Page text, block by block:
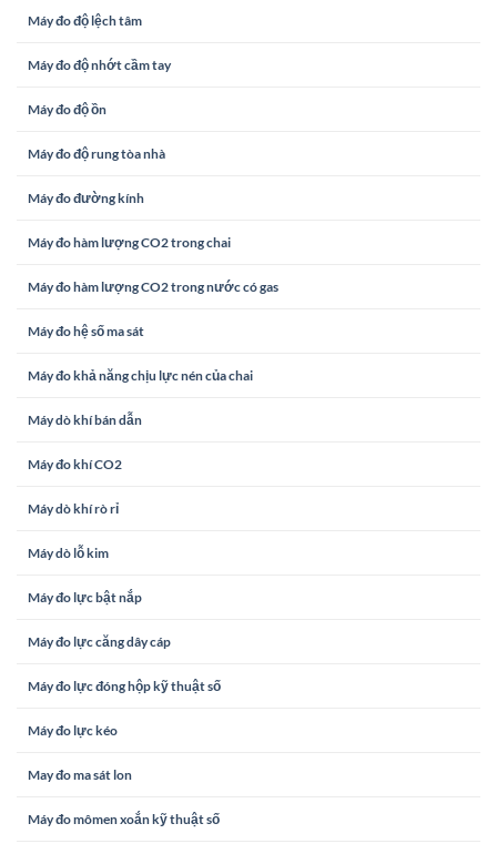
Máy đo độ lệch tâm
Máy đo độ nhớt cầm tay
Máy đo độ ồn
Máy đo độ rung tòa nhà
Máy đo đường kính
Máy đo hàm lượng CO2 trong chai
Máy đo hàm lượng CO2 trong nước có gas
Máy đo hệ số ma sát
Máy đo khả năng chịu lực nén của chai
Máy dò khí bán dẫn
Máy đo khí CO2
Máy dò khí rò rỉ
Máy dò lỗ kim
Máy đo lực bật nắp
Máy đo lực căng dây cáp
Máy đo lực đóng hộp kỹ thuật số
Máy đo lực kéo
May đo ma sát lon
Máy đo mômen xoắn kỹ thuật số